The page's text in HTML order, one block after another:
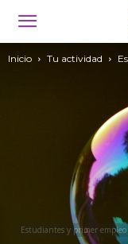
Inicio Tu actividad
Estudiantes y primer empleo